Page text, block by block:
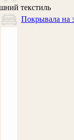
текстиль
Покрывала на